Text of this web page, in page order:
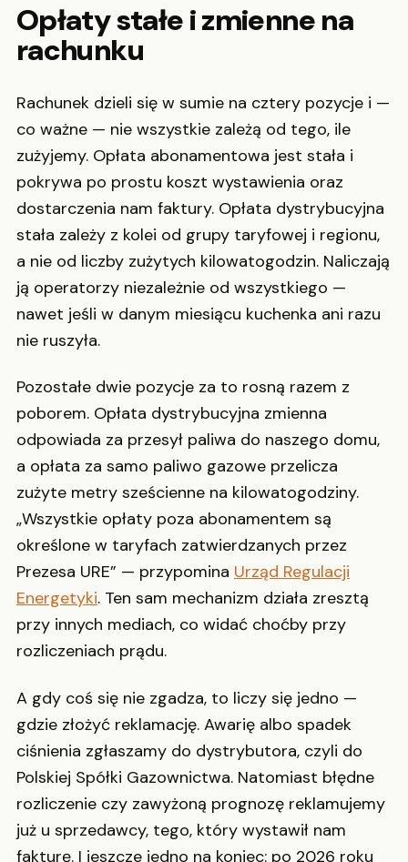
Opłaty stałe i zmienne na
rachunku
Rachunek dzieli się w sumie na cztery pozycje i —
co ważne — nie wszystkie zależą od tego, ile
zużyjemy. Opłata abonamentowa jest stała i
pokrywa po prostu koszt wystawienia oraz
dostarczenia nam faktury. Opłata dystrybucyjna
stała zależy z kolei od grupy taryfowej i regionu,
a nie od liczby zużytych kilowatogodzin. Naliczają
ją operatorzy niezależnie od wszystkiego —
nawet jeśli w danym miesiącu kuchenka ani razu
nie ruszyła.
Pozostałe dwie pozycje za to rosną razem z
poborem. Opłata dystrybucyjna zmienna
odpowiada za przesył paliwa do naszego domu,
a opłata za samo paliwo gazowe przelicza
zużyte metry sześcienne na kilowatogodziny.
„Wszystkie opłaty poza abonamentem są
określone w taryfach zatwierdzanych przez
Prezesa URE” — przypomina Urząd Regulacji
Energetyki. Ten sam mechanizm działa zresztą
przy innych mediach, co widać choćby przy
rozliczeniach prądu.
A gdy coś się nie zgadza, to liczy się jedno —
gdzie złożyć reklamację. Awarię albo spadek
ciśnienia zgłaszamy do dystrybutora, czyli do
Polskiej Spółki Gazownictwa. Natomiast błędne
rozliczenie czy zawyżoną prognozę reklamujemy
już u sprzedawcy, tego, który wystawił nam
fakturę. I jeszcze jedno na koniec: po 2026 roku